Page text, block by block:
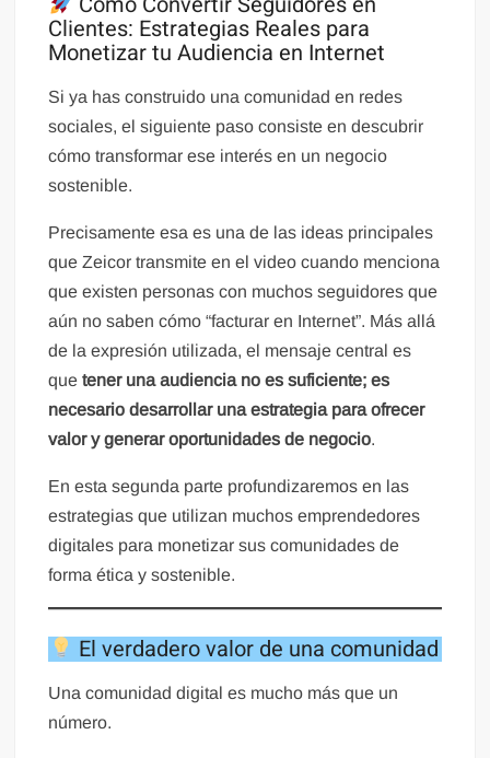
Clientes: Estrategias Reales para
Monetizar tu Audiencia en Internet
Si ya has construido una comunidad en redes
sociales, el siguiente paso consiste en descubrir
cómo transformar ese interés en un negocio
sostenible.
Precisamente esa es una de las ideas principales
que Zeicor transmite en el video cuando menciona
que existen personas con muchos seguidores que
aún no saben cómo “facturar en Internet”. Más allá
de la expresión utilizada, el mensaje central es
quetener una audiencia no es suficiente; es
necesario desarrollar una estrategia para ofrecer
valor y generar oportunidades de negocio.
En esta segunda parte profundizaremos en las
estrategias que utilizan muchos emprendedores
digitales para monetizar sus comunidades de
forma ética y sostenible.
El verdadero valor de una comunidad
Una comunidad digital es mucho más que un
número.